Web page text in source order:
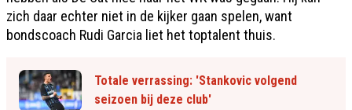
zich daar echter niet in de kijker gaan spelen, want
bondscoach Rudi Garcia liet het toptalent thuis.
Totale verrassing: 'Stankovic volgend
seizoen bij deze club'